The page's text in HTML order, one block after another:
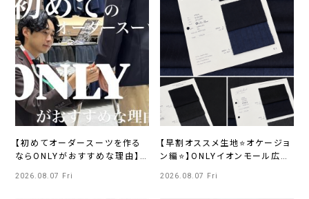
【初めてオーダースーツを作る
ならONLYがおすすめな理由】
2026.08.07 Fri
【早割オススメ生地⭐オケージョ
ン編⭐】ONLYイオンモール広島
2026.08.07 Fri